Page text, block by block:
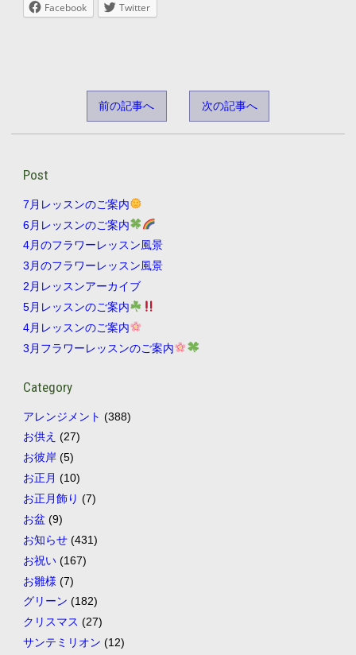
Facebook Twitter
前の記事へ 次の記事へ
Post
7月レッスンのご案内
6月レッスンのご案内
4月のフラワーレッスン風景
3月のフラワーレッスン風景
2月レッスンアーカイブ
5月レッスンのご案内
4月レッスンのご案内
3月フラワーレッスンのご案内
Category
アレンジメント (388)
お供え (27)
お彼岸(5)
お正月 (10)
お正月飾り (7)
お盆 (9)
お知らせ(431)
お祝い(167)
お雛様 (7)
グリーン (182)
クリスマス (27)
サンテミリオン (12)